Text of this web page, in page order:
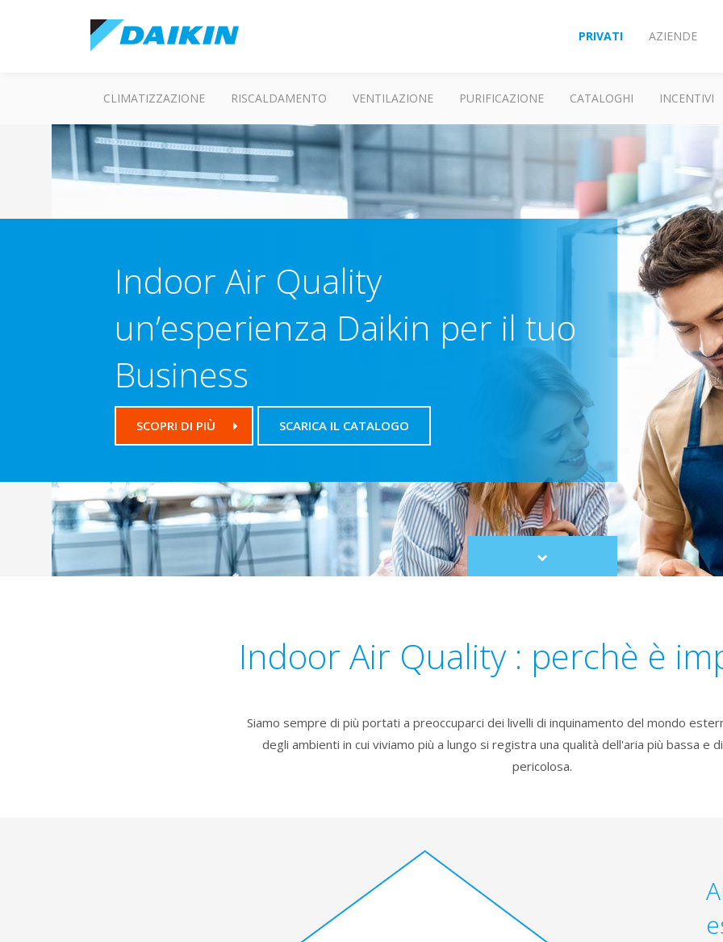
PRIVATI AZIENDE
CLIMATIZZAZIONE RISCALDAMENTO VENTILAZIONE PURIFICAZIONE CATALOGHI INCENTIVI
Indoor Air Quality
un’esperienza Daikin per il tuo
Business
SCOPRI DI PIÙ SCARICA IL CATALOGO
Scroll
to
Indoor Air Quality : perchè è
Siamo sempre di più portati a preoccuparci dei livelli di inquinamento del mondo
degli ambienti in cui viviamo più a lungo si registra una qualità dell'aria più bassa e
pericolosa.